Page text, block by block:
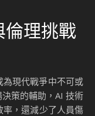
倫理挑戰
現代戰爭中不可或
策的輔助，AI 技術
，還減少了人員傷